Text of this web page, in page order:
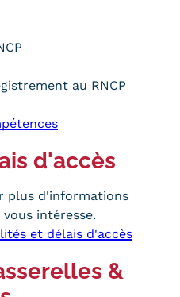
au RNCP
d'accès
plus d'informations
intéresse.
et délais d'accès
&